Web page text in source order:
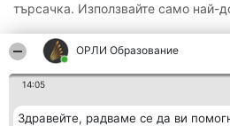
ОРЛИ Образование
14:05
Здравейте, радваме се да ви
търсачка. Използвайте само най-